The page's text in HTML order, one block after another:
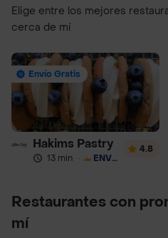
Elige entre los mejores
cerca de mí
Envío Gratis
Hakims Pastry
13 min · ENVÍO GRATIS
4.8
Restaurantes con
mí